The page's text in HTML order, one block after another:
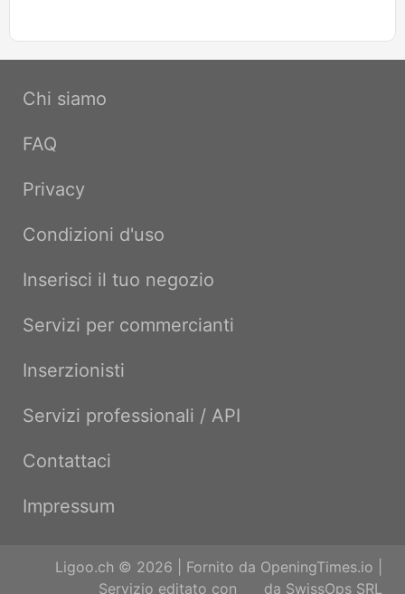
Chi siamo
FAQ
Privacy
Condizioni d'uso
Inserisci il tuo negozio
Servizi per commercianti
Inserzionisti
Servizi professionali / API
Contattaci
Impressum
Ligoo.ch © 2026 | Fornito da OpeningTimes.io
Servizio editato con
da SwissOps SRL